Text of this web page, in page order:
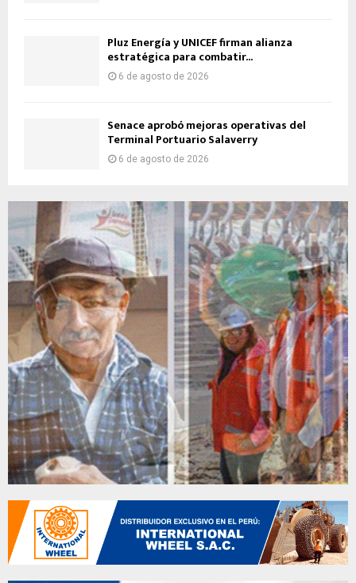
Pluz Energía y UNICEF firman alianza
estratégica para combatir...
6 de agosto de 2026
Senace aprobó mejoras operativas del
Terminal Portuario Salaverry
6 de agosto de 2026